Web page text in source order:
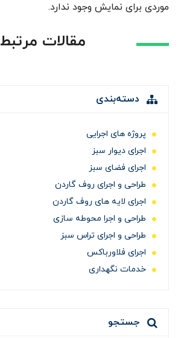
موردی برای نمایش وجود ندارد.
مقالات مرتبط
دسته‌بندی
پروژه های اجرایی
اجرای دیوار سبز
اجرای فضای سبز
طراحی و اجرای روف گاردن
اجرای لایه های روف گاردن
طراحی و اجرا محوطه سازی
طراحی و اجرای تراس سبز
اجرای فلاورباکس
خدمات نگهداری
جستجو